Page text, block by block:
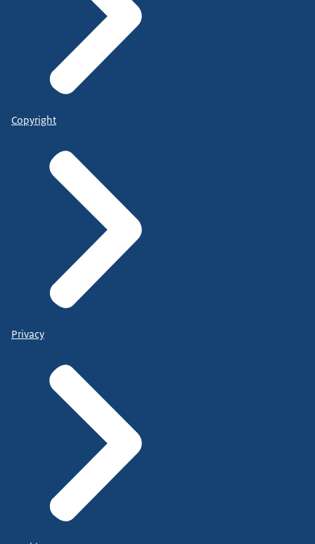
Copyright
Privacy